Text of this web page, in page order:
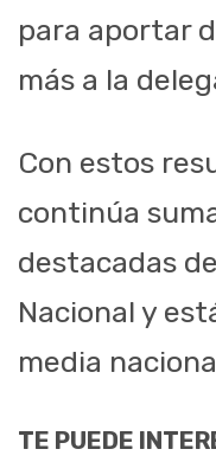
para aportar
más a la
Con estos
continúa
destacadas
Nacional y
media
TE PUEDE